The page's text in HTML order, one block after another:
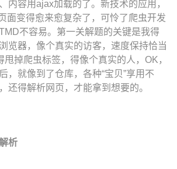
内容用ajax加载的了。新技术的应用，
面变得愈来愈复杂了，可怜了爬虫开发
不容易。第一关解题的关键是我得
览器，像个真实的访客，速度保持恰当
甩掉爬虫标签，得像个真实的人，OK，
，就像到了仓库，各种“宝贝”享用不
还得解析网页，才能拿到想要的。
析